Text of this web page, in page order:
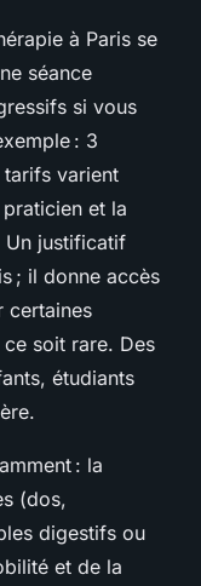
à Paris se
séance
si vous
: 3
varient
et la
Un justificatif
; il donne accès
certaines
soit rare. Des
étudiants
: la
(dos,
digestifs ou
et de la